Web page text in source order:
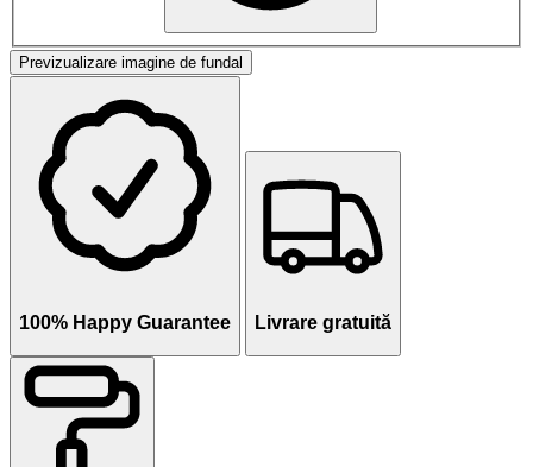
Previzualizare imagine de fundal
100% Happy Guarantee Livrare gratuită